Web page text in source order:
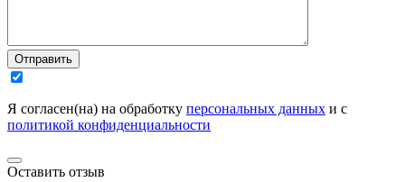
Отправить
Я согласен(на) на обработку персональных данных и с
политикой конфиденциальности
Оставить отзыв